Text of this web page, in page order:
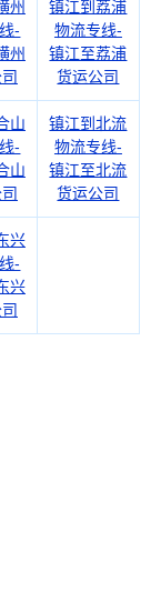
州
-
州
镇江到荔浦
物流专线-
镇江至荔浦
货运公司
山
-
山
镇江到北流
物流专线-
镇江至北流
货运公司
兴
-
兴